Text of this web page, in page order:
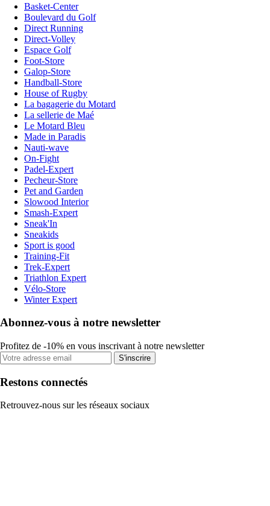
Basket-Center
Boulevard du Golf
Direct Running
Direct-Volley
Espace Golf
Foot-Store
Galop-Store
Handball-Store
House of Rugby
La bagagerie du Motard
La sellerie de Maé
Le Motard Bleu
Made in Paradis
Nauti-wave
On-Fight
Padel-Expert
Pecheur-Store
Pet and Garden
Slowood Interior
Smash-Expert
Sneak'In
Sneakids
Sport is good
Training-Fit
Trek-Expert
Triathlon Expert
Vélo-Store
Winter Expert
Abonnez-vous à notre newsletter
Profitez de -10% en vous inscrivant à notre newsletter
S'inscrire
Restons connectés
Retrouvez-nous sur les réseaux sociaux